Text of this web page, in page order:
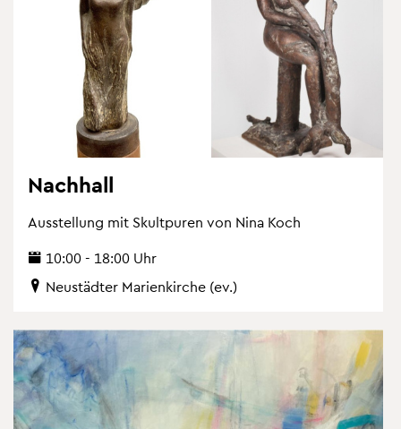
Nach­hall
Aus­stel­lung mit Skultpu­ren von Nina Koch
10:00 - 18:00 Uhr
Neu­städ­ter Ma­ri­en­kir­che (ev.)